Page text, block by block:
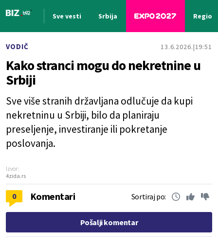
Sve vesti Srbija Region
VODIČ 13.6.2026. 19:51
Kako stranci mogu do nekretnine u
Srbiji
Sve više stranih državljana odlučuje da kupi
nekretninu u Srbiji, bilo da planiraju
preseljenje, investiranje ili pokretanje
poslovanja.
Izvor:
4zida.rs
0 Komentari Sortiraj po:
Pošalji komentar